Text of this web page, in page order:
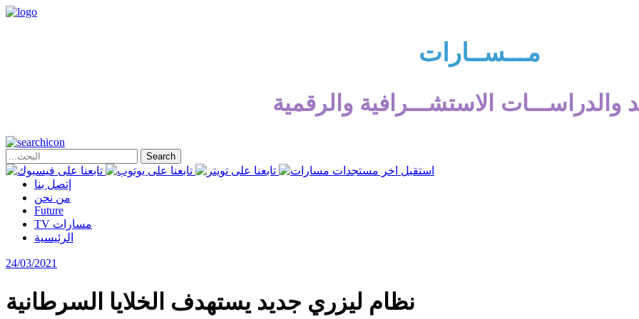
مـــســارات
والدراســـات الاستشـــرافية والرقمية
إتصل بنا
من نحن
Future
TV مسارات
الرئيسية
24/03/2021
نظام ليزري جديد يستهدف الخلايا السرطانية